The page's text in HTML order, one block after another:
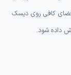
کافی روی دیسک
شود.